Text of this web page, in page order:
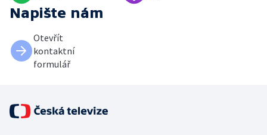
Napište nám
Otevřít
kontaktní
formulář